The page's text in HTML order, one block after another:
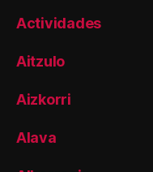
Actividades
Aitzulo
Aizkorri
Alava